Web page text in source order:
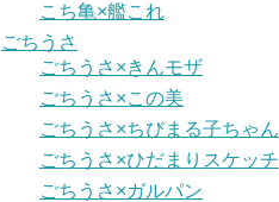
こち亀×艦これ
ごちうさ
ごちうさ×きんモザ
ごちうさ×この美
ごちうさ×ちびまる子ちゃん
ごちうさ×ひだまりスケッチ
ごちうさ×ガルパン